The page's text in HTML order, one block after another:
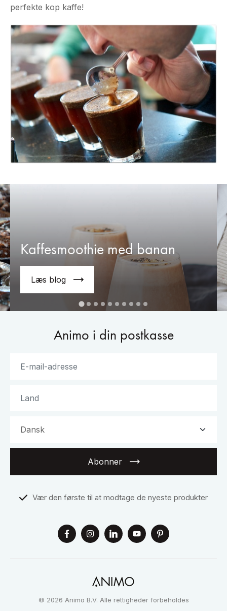
perfekte kop kaffe!
Kaffesmoothie med banan
Læs blog
Animo i din postkasse
Abonner
Vær den første til at modtage de nyeste produkter
© 2026 Animo B.V. Alle rettigheder forbeholdes